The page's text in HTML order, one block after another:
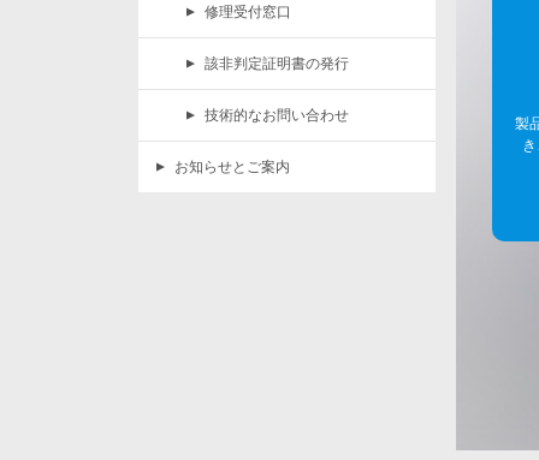
修理受付窓口
該非判定証明書の発行
技術的なお問い合わせ
お知らせとご案内
製